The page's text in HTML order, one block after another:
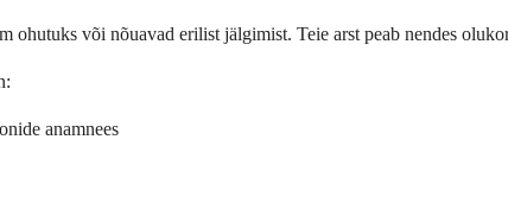
või nõuavad erilist jälgimist. Teie arst peab nendes
anamnees